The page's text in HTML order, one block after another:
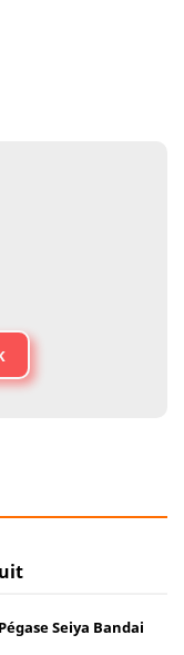
Pégase Seiya Bandai